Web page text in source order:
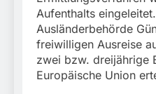
Aufenthalts
Ausländerbehörde
freiwilligen Ausreise
zwei bzw. dreijährige
Europäische Union